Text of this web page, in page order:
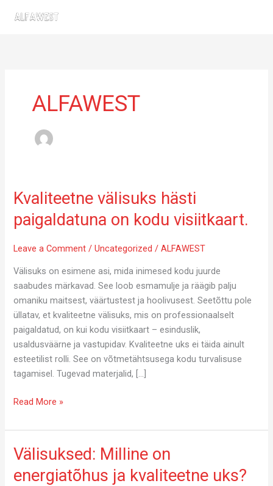
ALFAWEST
Kvaliteetne välisuks hästi
paigaldatuna on kodu visiitkaart.
Leave a Comment /Uncategorized /ALFAWEST
Välisuks on esimene asi, mida inimesed kodu juurde
saabudes märkavad. See loob esmamulje ja räägib palju
omaniku maitsest, väärtustest ja hoolivusest. Seetõttu pole
üllatav, et kvaliteetne välisuks, mis on professionaalselt
paigaldatud, on kui kodu visiitkaart – esinduslik,
usaldusväärne ja vastupidav. Kvaliteetne uks ei täida ainult
esteetilist rolli. See on võtmetähtsusega kodu turvalisuse
tagamisel. Tugevad materjalid, […]
Kvaliteetne
hästi
paigaldatuna
on
kodu
Read More »
Välisuksed: Milline on
energiatõhus ja kvaliteetne uks?